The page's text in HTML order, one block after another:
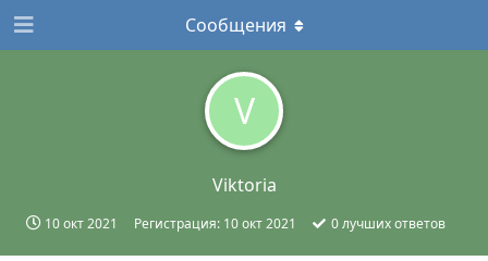
V
Viktoria
10 окт 2021 Регистрация: 10 окт 2021 0лучших ответов
Сообщения